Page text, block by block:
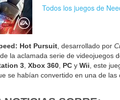
Todos los juegos de
Hot Pursuit , desarrollado por
la aclamada serie de videojuegos
3 Xbox 360 PC y Wii , este
se habían convertido en una de